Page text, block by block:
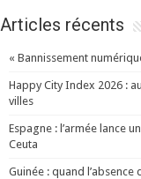
Articles récents
« Bannissement
Happy City Index 2026 :
villes
Espagne : l’armée lance
Ceuta
Guinée : quand